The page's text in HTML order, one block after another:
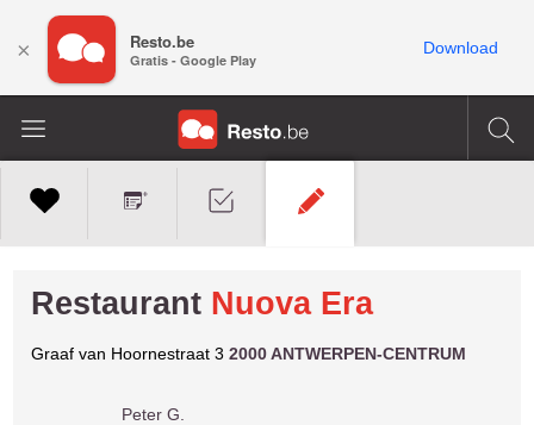
Restaurant Nuova Era
Graaf van Hoornestraat 32000 ANTWERPEN-CENTRUM
Peter G.
× Resto.be
Gratis - Google Play
Download